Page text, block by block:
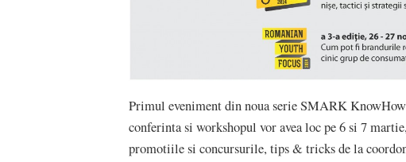
Primul eveniment din noua serie SMARK
conferinta si workshopul vor avea loc pe 6 si 7
promotiile si concursurile, tips & tricks de la